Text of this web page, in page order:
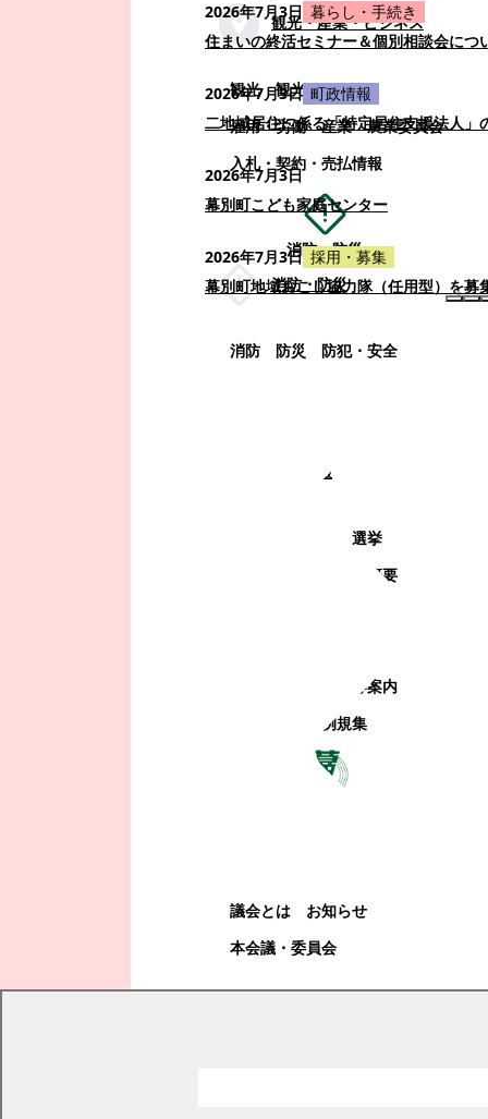
観光・産業・ビジネス
観光
観光・イベント
雇用・労働
産業
農業委員会
入札・契約・売払情報
消防・防災
消防・防災
消防 防災 防犯・安全
町政情報
選挙
町の概要
観光地・公共施設等案内
電子掲示場・例規集
議会とは
お知らせ
本会議・委員会
2026年7月3日 暮らし・手続き
住まいの終活セミナー＆個別相談会につ
2026年7月3日 町政情報
二地域居住に係る「特定居住支援法人」
2026年7月3日
幕別町こども家庭センター
2026年7月3日 採用・募集
幕別町地域おこし協力隊（任用型）を募